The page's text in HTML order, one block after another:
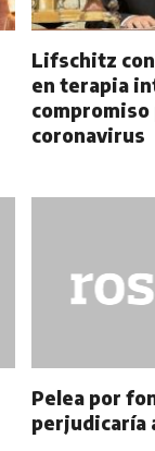
Lifschitz
en terapia
compromiso
coronavirus
Pelea por
perjudicaría